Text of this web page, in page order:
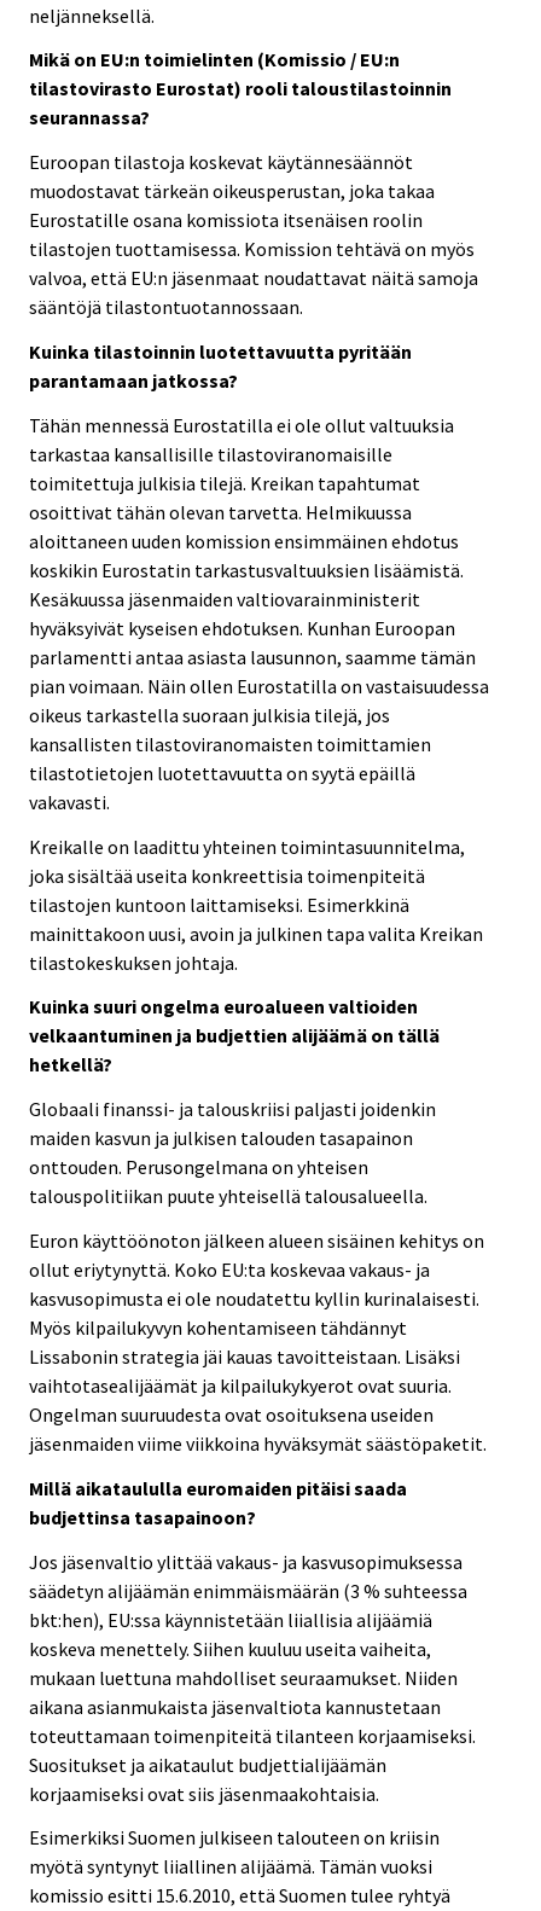
neljänneksellä.
Mikä on EU:n toimielinten (Komissio / EU:n
tilastovirasto Eurostat) rooli taloustilastoinnin
seurannassa?
Euroopan tilastoja koskevat käytännesäännöt
muodostavat tärkeän oikeusperustan, joka takaa
Eurostatille osana komissiota itsenäisen roolin
tilastojen tuottamisessa. Komission tehtävä on myös
valvoa, että EU:n jäsenmaat noudattavat näitä samoja
sääntöjä tilastontuotannossaan.
Kuinka tilastoinnin luotettavuutta pyritään
parantamaan jatkossa?
Tähän mennessä Eurostatilla ei ole ollut valtuuksia
tarkastaa kansallisille tilastoviranomaisille
toimitettuja julkisia tilejä. Kreikan tapahtumat
osoittivat tähän olevan tarvetta. Helmikuussa
aloittaneen uuden komission ensimmäinen ehdotus
koskikin Eurostatin tarkastusvaltuuksien lisäämistä.
Kesäkuussa jäsenmaiden valtiovarainministerit
hyväksyivät kyseisen ehdotuksen. Kunhan Euroopan
parlamentti antaa asiasta lausunnon, saamme tämän
pian voimaan. Näin ollen Eurostatilla on vastaisuudessa
oikeus tarkastella suoraan julkisia tilejä, jos
kansallisten tilastoviranomaisten toimittamien
tilastotietojen luotettavuutta on syytä epäillä
vakavasti.
Kreikalle on laadittu yhteinen toimintasuunnitelma,
joka sisältää useita konkreettisia toimenpiteitä
tilastojen kuntoon laittamiseksi. Esimerkkinä
mainittakoon uusi, avoin ja julkinen tapa valita Kreikan
tilastokeskuksen johtaja.
Kuinka suuri ongelma euroalueen valtioiden
velkaantuminen ja budjettien alijäämä on tällä
hetkellä?
Globaali finanssi- ja talouskriisi paljasti joidenkin
maiden kasvun ja julkisen talouden tasapainon
onttouden. Perusongelmana on yhteisen
talouspolitiikan puute yhteisellä talousalueella.
Euron käyttöönoton jälkeen alueen sisäinen kehitys on
ollut eriytynyttä. Koko EU:ta koskevaa vakaus- ja
kasvusopimusta ei ole noudatettu kyllin kurinalaisesti.
Myös kilpailukyvyn kohentamiseen tähdännyt
Lissabonin strategia jäi kauas tavoitteistaan. Lisäksi
vaihtotasealijäämät ja kilpailukykyerot ovat suuria.
Ongelman suuruudesta ovat osoituksena useiden
jäsenmaiden viime viikkoina hyväksymät säästöpaketit.
Millä aikataululla euromaiden pitäisi saada
budjettinsa tasapainoon?
Jos jäsenvaltio ylittää vakaus- ja kasvusopimuksessa
säädetyn alijäämän enimmäismäärän (3 % suhteessa
bkt:hen), EU:ssa käynnistetään liiallisia alijäämiä
koskeva menettely. Siihen kuuluu useita vaiheita,
mukaan luettuna mahdolliset seuraamukset. Niiden
aikana asianmukaista jäsenvaltiota kannustetaan
toteuttamaan toimenpiteitä tilanteen korjaamiseksi.
Suositukset ja aikataulut budjettialijäämän
korjaamiseksi ovat siis jäsenmaakohtaisia.
Esimerkiksi Suomen julkiseen talouteen on kriisin
myötä syntynyt liiallinen alijäämä. Tämän vuoksi
komissio esitti 15.6.2010, että Suomen tulee ryhtyä